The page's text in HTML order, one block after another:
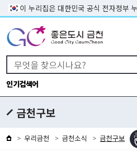
본문 바로가기
이 누리집은 대한민국 공식 전자정부
인기검색어
금천구보
우리금천 금천소식 금천구보